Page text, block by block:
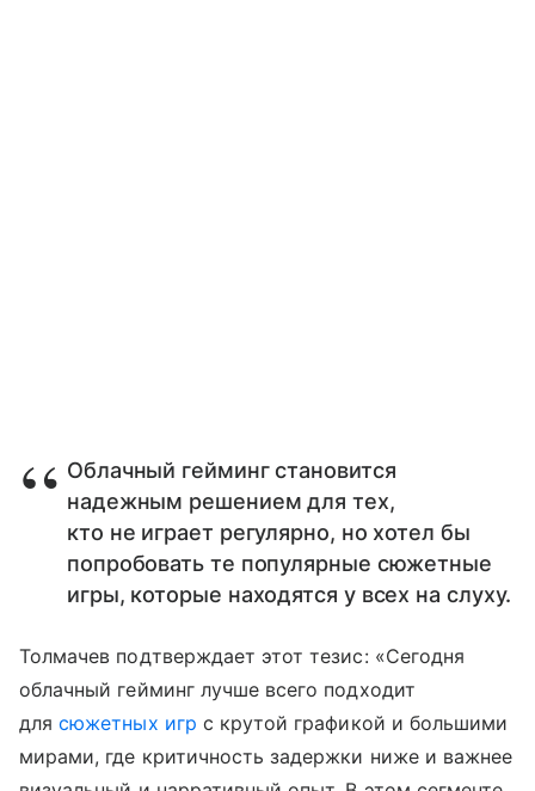
Облачный гейминг становится
надежным решением для тех,
кто не играет регулярно, но хотел бы
попробовать те популярные сюжетные
игры, которые находятся у всех на слуху.
Толмачев подтверждает этот тезис: «Сегодня
облачный гейминг лучше всего подходит
длясюжетных игр с крутой графикой и большими
мирами, где критичность задержки ниже и важнее